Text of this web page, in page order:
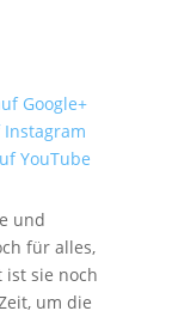
und
für alles,
sie noch
um die